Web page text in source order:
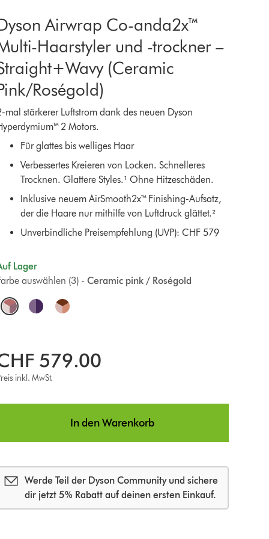
Airwrap Co-anda2x™
Haarstyler und -trockner –
(Ceramic
Roségold)
mal stärkerer Luftstrom dank des neuen Dyson
2 Motors.
Für glattes bis welliges Haar
Verbessertes Kreieren von Locken. Schnelleres
Trocknen. Glattere Styles.¹ Ohne Hitzeschäden.
Inklusive neuem AirSmooth2x™ Finishing-Aufsatz,
der die Haare nur mithilfe von Luftdruck glättet.²
Unverbindliche Preisempfehlung (UVP): CHF 579
Lager
Ceramic pink / Roségold
auswählen (3) -
O
579.00
inkl. MwSt.
In den Warenkorb
Werde Teil der Dyson Community und sichere
dir jetzt 5% Rabatt auf deinen ersten Einkauf.